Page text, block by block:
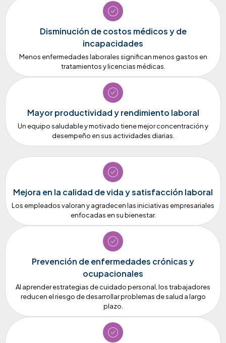
Disminución de costos médicos y de
incapacidades
Menos enfermedades laborales significan menos gastos en
tratamientos y licencias médicas.
Mayor productividad y rendimiento laboral
Un equipo saludable y motivado tiene mejor concentración y
desempeño en sus actividades diarias.
Mejora en la calidad de vida y satisfacción laboral
Los empleados valoran y agradecen las iniciativas empresariales
enfocadas en su bienestar.
Prevención de enfermedades crónicas y
ocupacionales
Al aprender estrategias de cuidado personal, los trabajadores
reducen el riesgo de desarrollar problemas de salud a largo
plazo.